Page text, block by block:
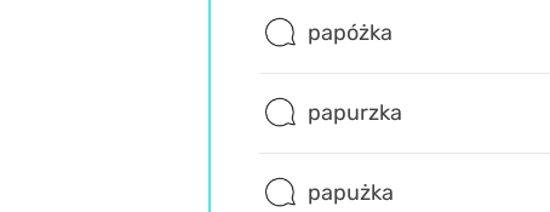
papóżka
papurzka
papużka